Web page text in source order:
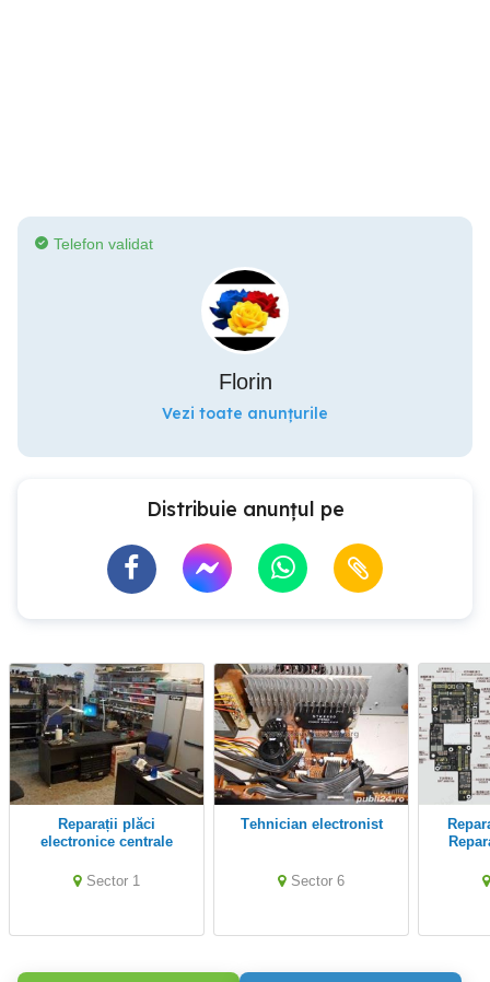
Telefon validat
Florin
Vezi toate anunțurile
Distribuie anunțul pe
Reparații plăci
electronice centrale
aer condiționat și
Sector 1
Tehnician electronist
Sector 6
Reparatii placa baza
Pro